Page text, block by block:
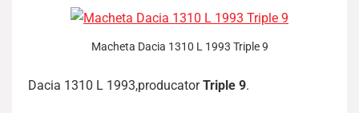
Macheta Dacia 1310 L 1993 Triple 9
Dacia 1310 L 1993,producatorTriple 9.